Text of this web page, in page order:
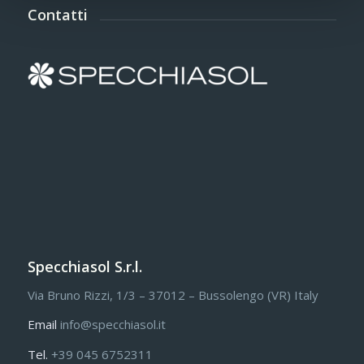
Contatti
Specchiasol S.r.l.
Via Bruno Rizzi, 1/3 – 37012 – Bussolengo (VR) Italy
Email info@specchiasol.it
Tel. +39 045 6752311